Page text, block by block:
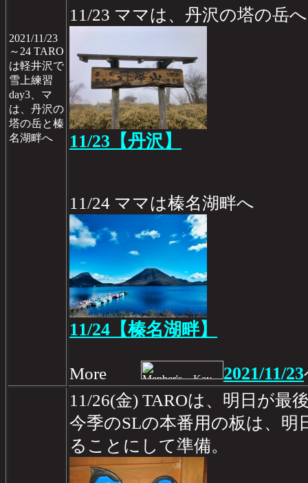
2021/11/23
～24 TARO
は軽井沢で
雪上練習
day3、マ
は、丹沢の
塔の岳と榛
名湖畔へ
11/23 ママは、丹沢の塔の岳
11/23【丹沢】
11/24 ママは榛名湖畔へ
11/24【榛名湖畔】
More 2021/11/23
11/26(金) TAROは、明日が最
今季のSLの本番用の板は、明
ることにして準備。